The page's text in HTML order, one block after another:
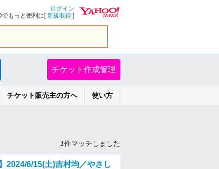
ログイン
でもっと便利に[新規取得 ]
チケット作成管理
チケット販売主の方へ 使い方
1件マッチしました
2024/6/15(土)吉村均／やさし